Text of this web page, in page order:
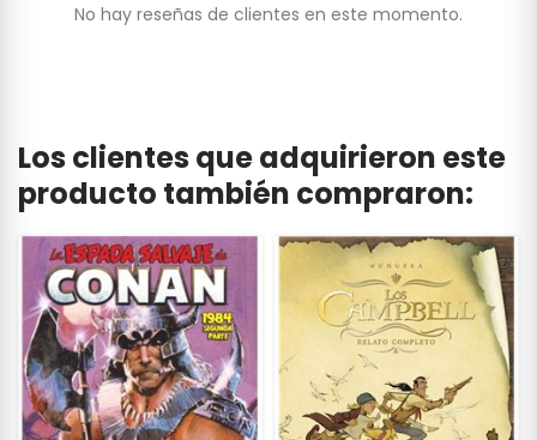
No hay reseñas de clientes en este momento.
Los clientes que adquirieron este
producto también compraron: